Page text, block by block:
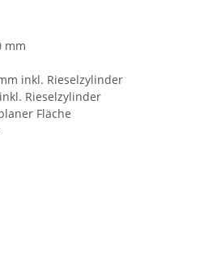
mm
inkl. Rieselzylinder
Rieselzylinder
Fläche